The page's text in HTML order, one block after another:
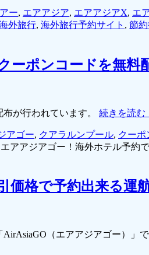
ー, エアアジア, エアアジアX, エ
外旅行, 海外旅行予約サイト , 節
ーポンコードを無料
が行われています。 続きを読む
アゴー, クアラルンプール, クーポ
エアアジアゴー！海外ホテル予約
格で予約出来る運
（エアアジアゴー）」